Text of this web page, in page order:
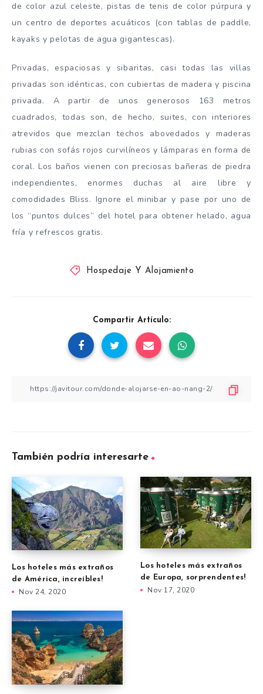
de color azul celeste, pistas de tenis de color púrpura y
un centro de deportes acuáticos (con tablas de paddle,
kayaks y pelotas de agua gigantescas).
Privadas, espaciosas y sibaritas, casi todas las villas
privadas son idénticas, con cubiertas de madera y piscina
privada. A partir de unos generosos 163 metros
cuadrados, todas son, de hecho, suites, con interiores
atrevidos que mezclan techos abovedados y maderas
rubias con sofás rojos curvilíneos y lámparas en forma de
coral. Los baños vienen con preciosas bañeras de piedra
independientes, enormes duchas al aire libre y
comodidades Bliss. Ignore el minibar y pase por uno de
los “puntos dulces” del hotel para obtener helado, agua
fría y refrescos gratis.
Hospedaje Y Alojamiento
Compartir Artículo:
También podría interesarte
Los hoteles más extraños
de América, increíbles!
Nov 24, 2020
Los hoteles más extraños
de Europa, sorprendentes!
Nov 17, 2020